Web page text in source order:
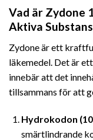
Vad är Zydone
Aktiva
Zydone är ett
läkemedel. Det är
innebär att det
tillsammans för att
Hydrokodon
smärtlindrande